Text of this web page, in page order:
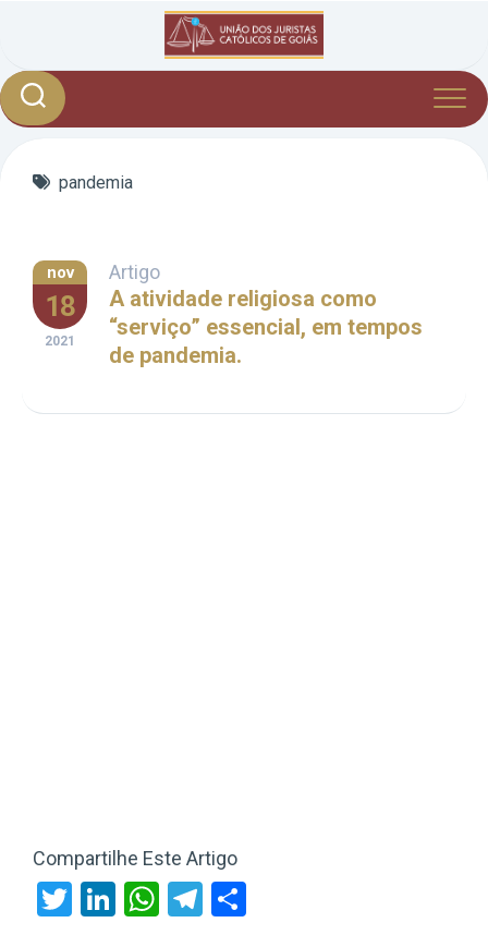
pandemia
nov
18
2021
Artigo
A atividade religiosa como
“serviço” essencial, em tempos
de pandemia.
Compartilhe Este Artigo
Twitter
LinkedIn
WhatsApp
Telegram